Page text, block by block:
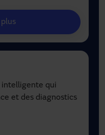
plus
intelligente qui
et des diagnostics